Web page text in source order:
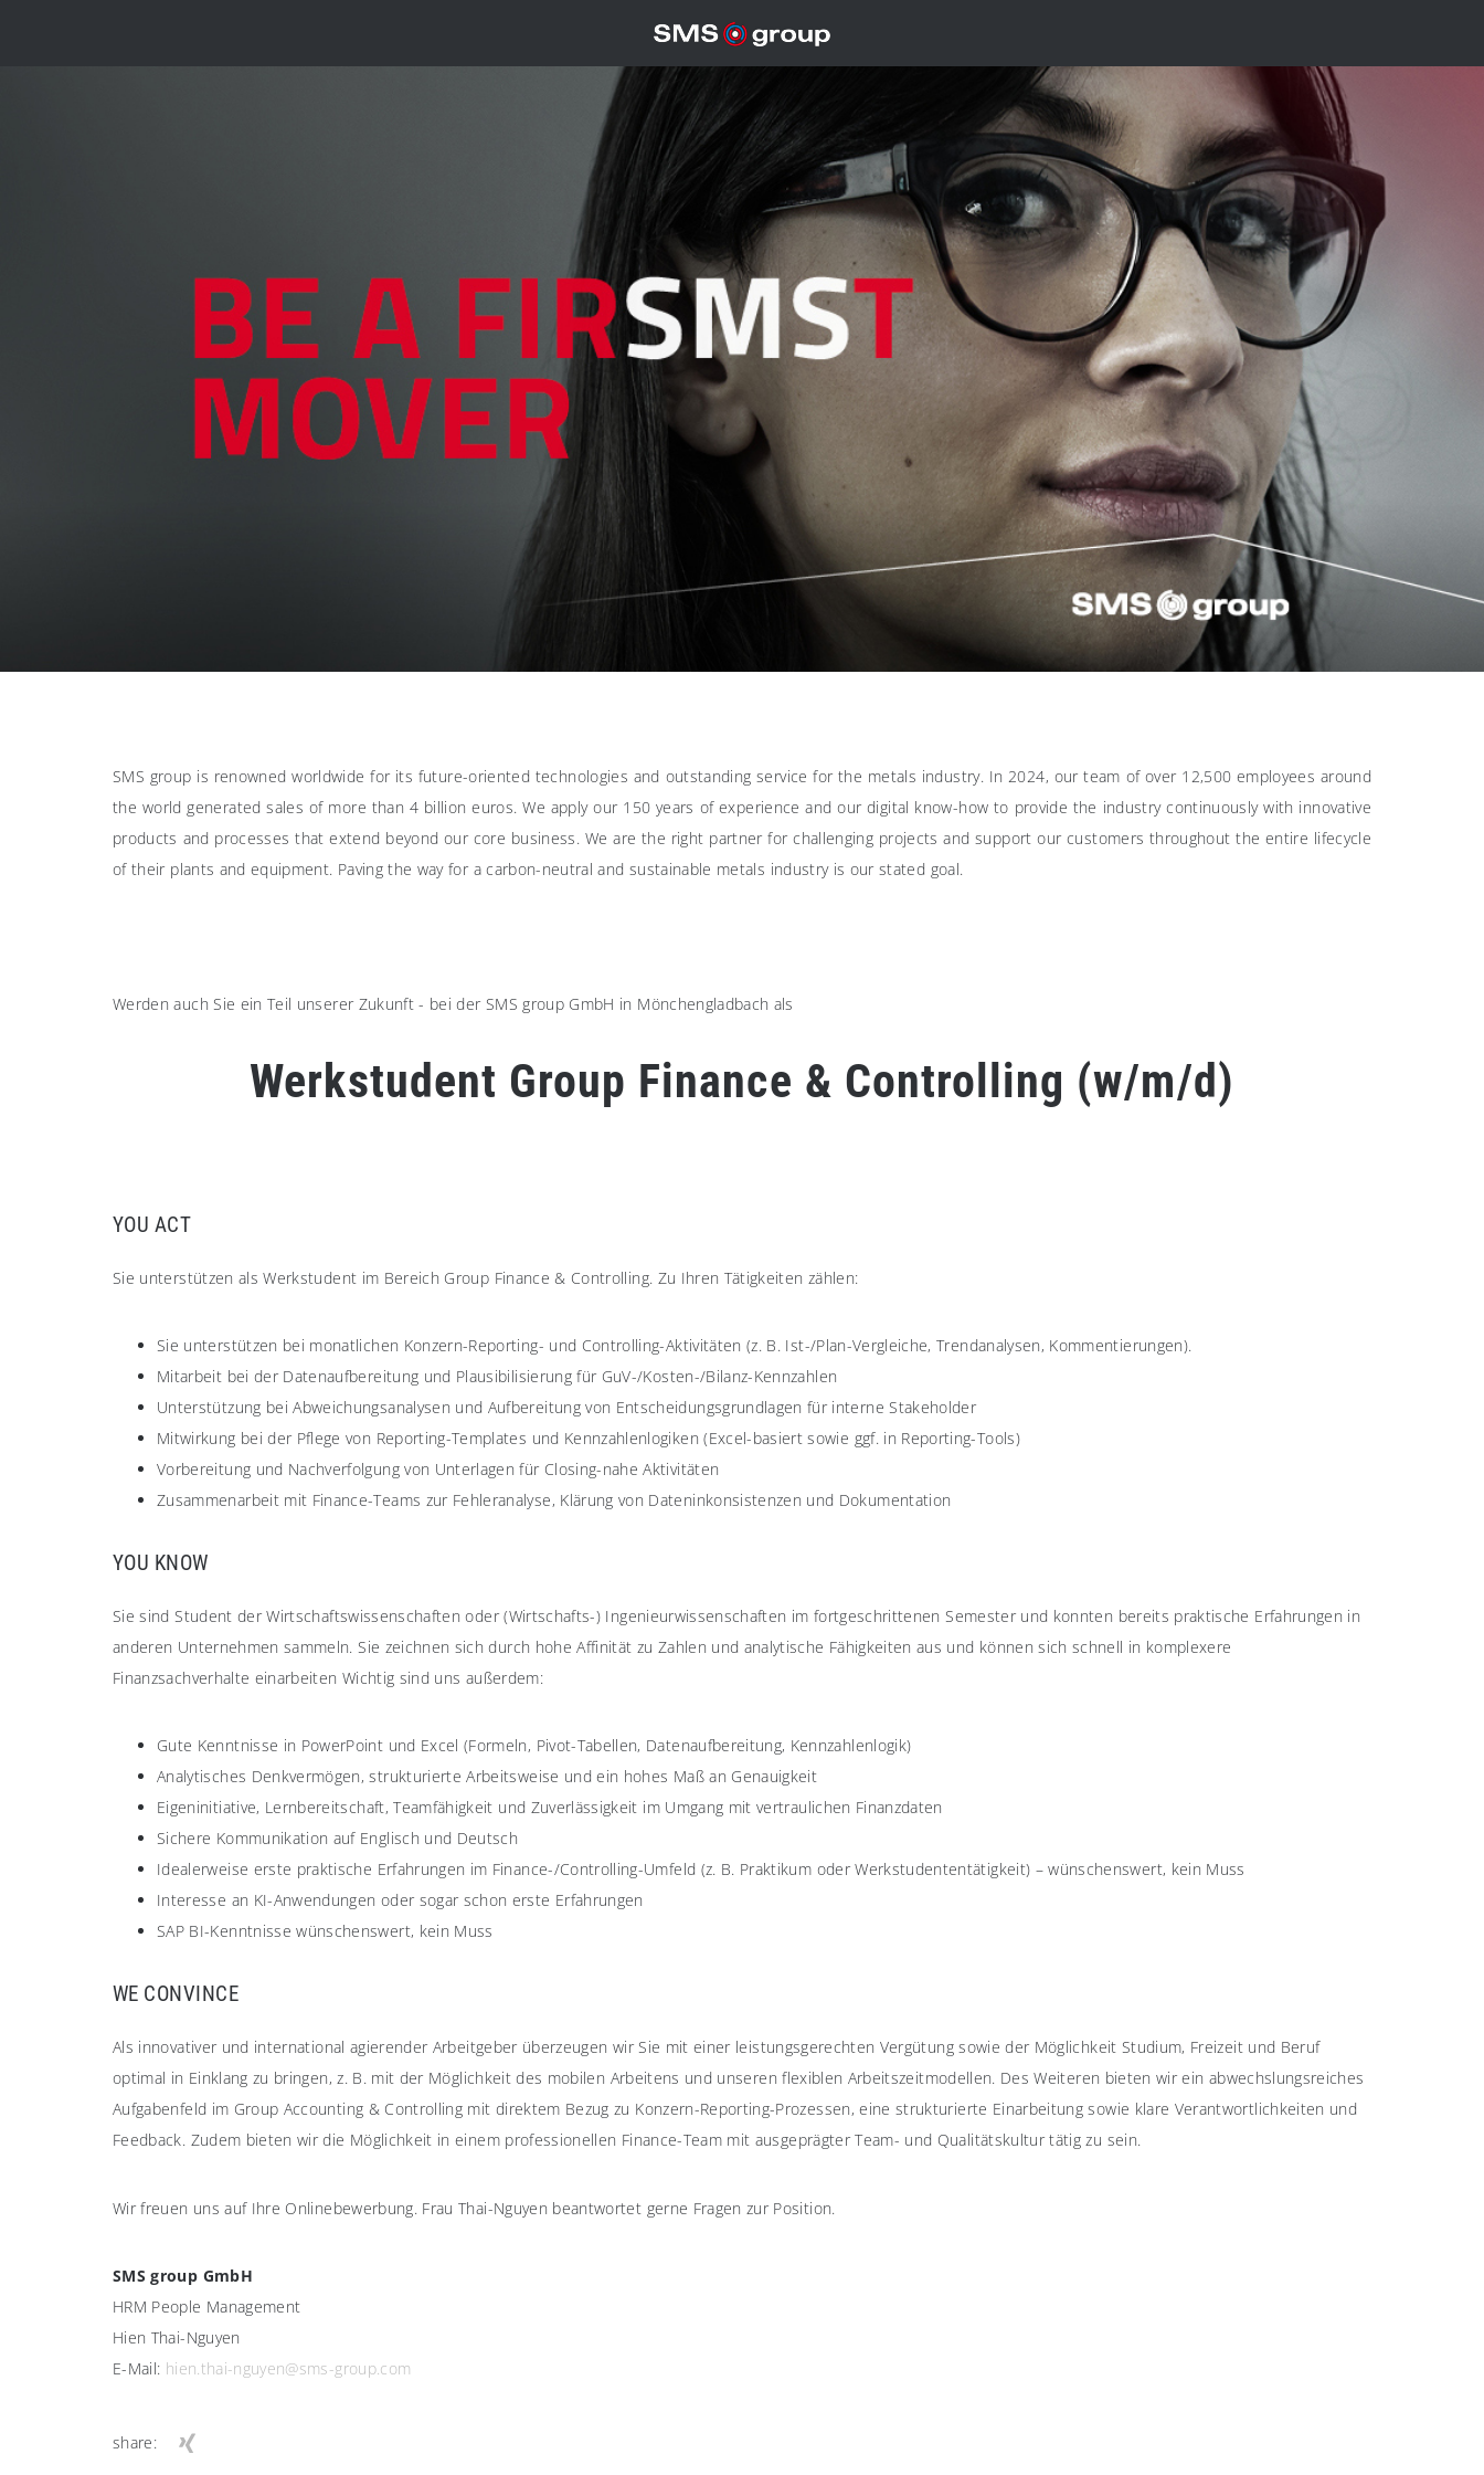
SMS group is renowned worldwide for its future-oriented technologies and outstanding service for the metals industry. In 2024, our team of over 12,500 employees around
the world generated sales of more than 4 billion euros. We apply our 150 years of experience and our digital know-how to provide the industry continuously with innovative
products and processes that extend beyond our core business. We are the right partner for challenging projects and support our customers throughout the entire lifecycle
of their plants and equipment. Paving the way for a carbon-neutral and sustainable metals industry is our stated goal.
Werden auch Sie ein Teil unserer Zukunft - bei der SMS group GmbH in Mönchengladbach als
Werkstudent Group Finance & Controlling (w/m/d)
YOU ACT
Sie unterstützen als Werkstudent im Bereich Group Finance & Controlling. Zu Ihren Tätigkeiten zählen:
Sie unterstützen bei monatlichen Konzern-Reporting- und Controlling-Aktivitäten (z. B. Ist-/Plan-Vergleiche, Trendanalysen, Kommentierungen).
Mitarbeit bei der Datenaufbereitung und Plausibilisierung für GuV-/Kosten-/Bilanz-Kennzahlen
Unterstützung bei Abweichungsanalysen und Aufbereitung von Entscheidungsgrundlagen für interne Stakeholder
Mitwirkung bei der Pflege von Reporting-Templates und Kennzahlenlogiken (Excel-basiert sowie ggf. in Reporting-Tools)
Vorbereitung und Nachverfolgung von Unterlagen für Closing-nahe Aktivitäten
Zusammenarbeit mit Finance-Teams zur Fehleranalyse, Klärung von Dateninkonsistenzen und Dokumentation
YOU KNOW
Sie sind Student der Wirtschaftswissenschaften oder (Wirtschafts-) Ingenieurwissenschaften im fortgeschrittenen Semester und konnten bereits praktische Erfahrungen in
anderen Unternehmen sammeln. Sie zeichnen sich durch hohe Affinität zu Zahlen und analytische Fähigkeiten aus und können sich schnell in komplexere
Finanzsachverhalte einarbeiten Wichtig sind uns außerdem:
Gute Kenntnisse in PowerPoint und Excel (Formeln, Pivot-Tabellen, Datenaufbereitung, Kennzahlenlogik)
Analytisches Denkvermögen, strukturierte Arbeitsweise und ein hohes Maß an Genauigkeit
Eigeninitiative, Lernbereitschaft, Teamfähigkeit und Zuverlässigkeit im Umgang mit vertraulichen Finanzdaten
Sichere Kommunikation auf Englisch und Deutsch
Idealerweise erste praktische Erfahrungen im Finance-/Controlling-Umfeld (z. B. Praktikum oder Werkstudententätigkeit) – wünschenswert, kein Muss
Interesse an KI-Anwendungen oder sogar schon erste Erfahrungen
SAP BI-Kenntnisse wünschenswert, kein Muss
WE CONVINCE
Als innovativer und international agierender Arbeitgeber überzeugen wir Sie mit einer leistungsgerechten Vergütung sowie der Möglichkeit Studium, Freizeit und Beruf
optimal in Einklang zu bringen, z. B. mit der Möglichkeit des mobilen Arbeitens und unseren flexiblen Arbeitszeitmodellen. Des Weiteren bieten wir ein abwechslungsreiches
Aufgabenfeld im Group Accounting & Controlling mit direktem Bezug zu Konzern-Reporting-Prozessen, eine strukturierte Einarbeitung sowie klare Verantwortlichkeiten und
Feedback. Zudem bieten wir die Möglichkeit in einem professionellen Finance-Team mit ausgeprägter Team- und Qualitätskultur tätig zu sein.
Wir freuen uns auf Ihre Onlinebewerbung. Frau Thai-Nguyen beantwortet gerne Fragen zur Position.
SMS group GmbH
HRM People Management
Hien Thai-Nguyen
E-Mail: hien.thai-nguyen@sms-group.com
share: